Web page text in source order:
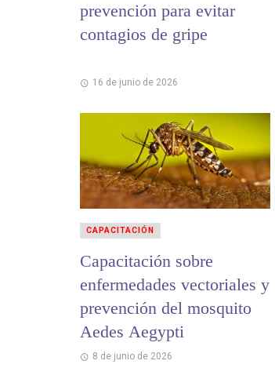
prevención para evitar
contagios de gripe
16 de junio de 2026
Capacitación sobre
enfermedades vectoriales y
prevención del mosquito
Aedes Aegypti
8 de junio de 2026
CAPACITACIÓN